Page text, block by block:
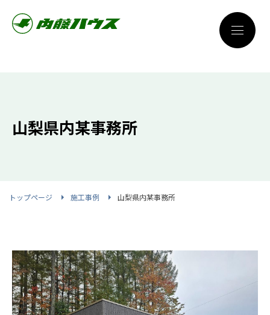
山梨県内某事務所
トップページ 施工事例 山梨県内某事務所